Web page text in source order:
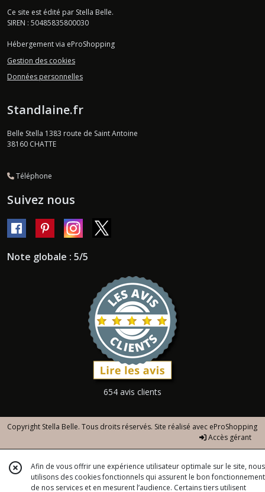
Ce site est édité par Stella Belle.
SIREN : 50485835800030
Hébergement via eProShopping
Gestion des cookies
Données personnelles
Standlaine.fr
Belle Stella 1383 route de Saint Antoine
38160 CHATTE
Téléphone
Suivez nous
Note globale : 5/5
654 avis clients
Copyright Stella Belle. Tous droits réservés. Site réalisé avec eProShopping
Accès gérant
Afin de vous offrir une expérience utilisateur optimale sur le site, nous
utilisons des cookies fonctionnels qui assurent le bon fonctionnement
de nos services et en mesurent l’audience. Certains tiers utilisent